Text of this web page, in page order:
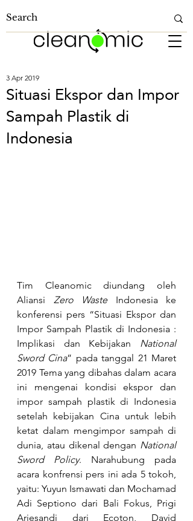
Situasi Ekspor dan Impor
Sampah Plastik di
Indonesia
3 Apr 2019
Tim Cleanomic diundang oleh
Aliansi Zero Waste Indonesia ke
konferensi pers “Situasi Ekspor dan
Impor Sampah Plastik di Indonesia :
Implikasi dan Kebijakan National
Sword Cina” pada tanggal 21 Maret
2019 Tema yang dibahas dalam acara
ini mengenai kondisi ekspor dan
impor sampah plastik di Indonesia
setelah kebijakan Cina untuk lebih
ketat dalam mengimpor sampah di
dunia, atau dikenal dengan National
Sword Policy. Narahubung pada
acara konfrensi pers ini ada 5 tokoh,
yaitu: Yuyun Ismawati dan Mochamad
Adi Septiono dari Bali Fokus, Prigi
Ariesandi dari Ecoton, David